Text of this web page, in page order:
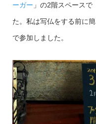
ーガー 」の2階スペース
た。私は写仏をする前に
で参加しました。